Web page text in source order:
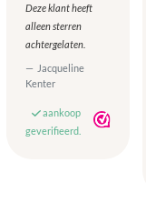
Deze klant heeft
alleen sterren
achtergelaten.
Jacqueline
Kenter
aankoop
geverifieerd.